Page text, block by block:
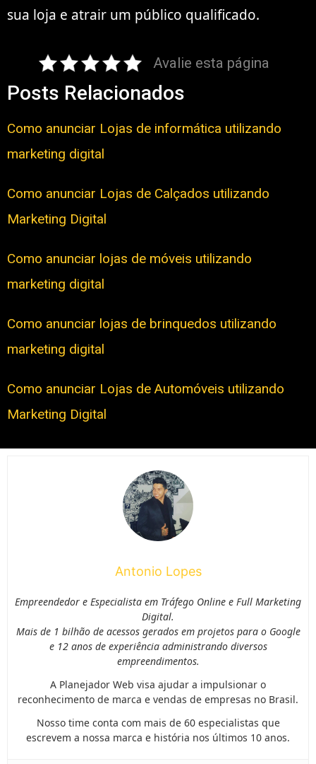
sua loja e atrair um público qualificado.
Avalie esta página
Posts Relacionados
Como anunciar Lojas de informática utilizando
marketing digital
Como anunciar Lojas de Calçados utilizando
Marketing Digital
Como anunciar lojas de móveis utilizando
marketing digital
Como anunciar lojas de brinquedos utilizando
marketing digital
Como anunciar Lojas de Automóveis utilizando
Marketing Digital
Antonio Lopes
Empreendedor e Especialista em Tráfego Online e Full Marketing
Digital.
Mais de 1 bilhão de acessos gerados em projetos para o Google
e 12 anos de experiência administrando diversos
empreendimentos.
A Planejador Web visa ajudar a impulsionar o
reconhecimento de marca e vendas de empresas no Brasil.
Nosso time conta com mais de 60 especialistas que
escrevem a nossa marca e história nos últimos 10 anos.